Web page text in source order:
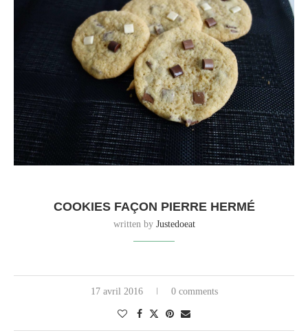
COOKIES FAÇON PIERRE HERMÉ
written by Justedoeat
17 avril 2016 0 comments